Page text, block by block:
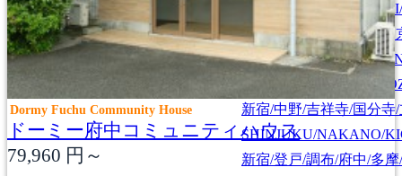
東京/神奈川/埼玉/千葉/栃木
TOKYO/KANAGAWA/SAITAMA
IKEBUKURO/
池袋/高田馬場/練馬/西東
IKEBUKURO/
NISHITOKYO/
新宿/中野/吉祥寺/国分寺
SHINJUKU/NAKANO/
新宿/登戸/調布/府中/多
Dormy Fuchu Community House
ドーミー府中コミュニティハウス
79,960 円～